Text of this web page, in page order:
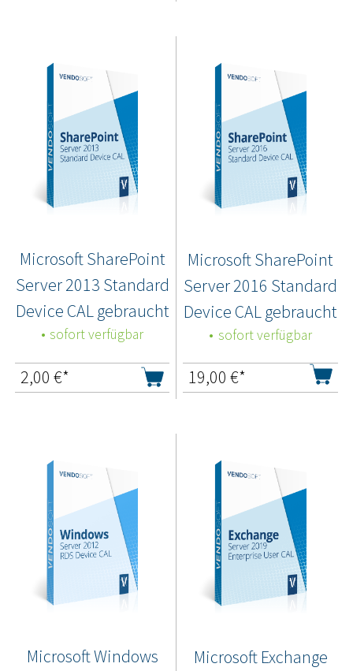
Microsoft SharePoint
Server 2013 Standard
Device CAL gebraucht
sofort verfügbar
2,00 €*
Microsoft SharePoint
Server 2016 Standard
Device CAL gebraucht
sofort verfügbar
19,00 €*
Microsoft Windows Microsoft Exchange